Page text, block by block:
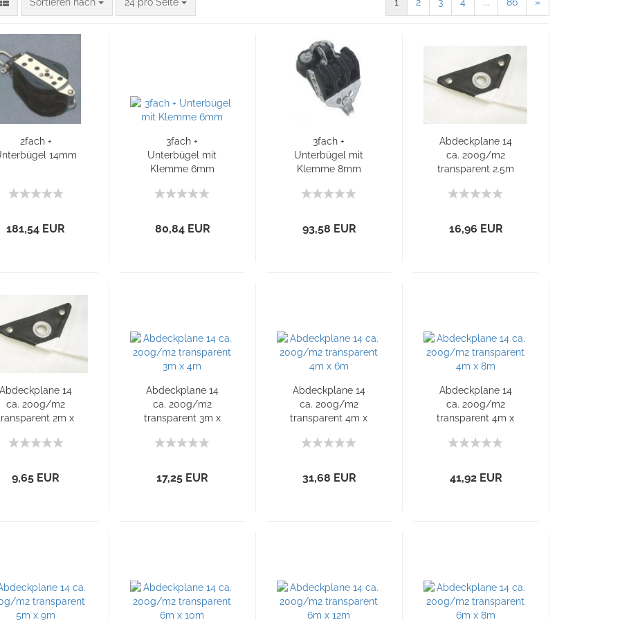
2fach +
14mm
181,54 EUR
3fach +
Unterbügel mit
Klemme 6mm
80,84 EUR
3fach +
Unterbügel mit
Klemme 8mm
93,58 EUR
Abdeckplane 14
ca. 200g/m2
transparent 2.5m
16,96 EUR
Abdeckplane 14
ca. 200g/m2
2m x
9,65 EUR
Abdeckplane 14
ca. 200g/m2
transparent 3m x
17,25 EUR
Abdeckplane 14
ca. 200g/m2
transparent 4m x
31,68 EUR
Abdeckplane 14
ca. 200g/m2
transparent 4m x
41,92 EUR